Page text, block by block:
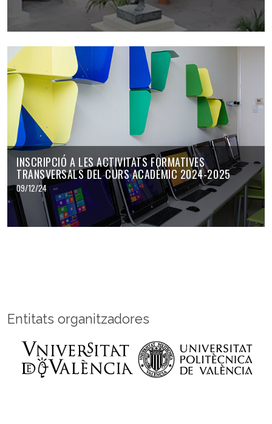
INSCRIPCIÓ A LES ACTIVITATS FORMATIVES
TRANSVERSALS DEL CURS ACADÈMIC 2024-2025
09/12/24
Entitats organitzadores